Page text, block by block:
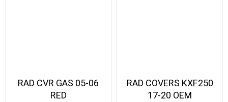
RAD CVR GAS 05-06
RED
RAD COVERS KXF250
17-20 OEM